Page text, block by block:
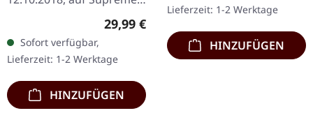
Chaos Records. Schweres
180g Doppel-Vinyl im
Gatefold-Cover mit der
extra 7" Single…
Regulärer Preis:
29,99 €
Sofort verfügbar,
Lieferzeit: 1-2 Werktage
HINZUFÜGEN
Lila Vinyl (LP2) im…
Lieferzeit: 1-2 Werktage
HINZUFÜGEN